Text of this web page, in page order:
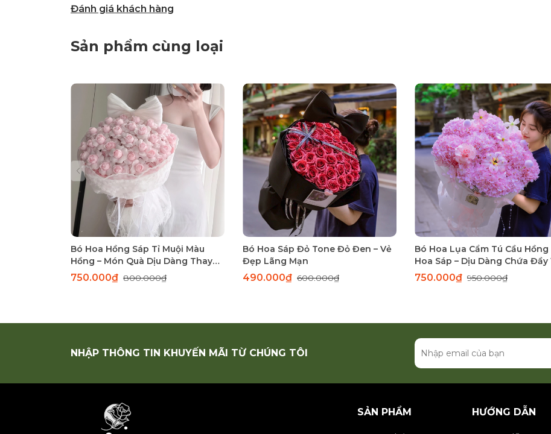
Đánh giá khách hàng
Sản phẩm cùng loại
Bó Hoa Hồng Sáp Tỉ Muội Màu
Hồng – Món Quà Dịu Dàng Thay
Lời Yêu Thương
750.000₫ 800.000₫
Bó Hoa Sáp Đỏ Tone Đỏ Đen – Vẻ
Đẹp Lãng Mạn
490.000₫ 600.000₫
Bó Hoa Lụa Cẩm Tú Cầu Hồng
Hoa Sáp – Dịu Dàng Chứa Đầy
Thương
750.000₫ 950.000₫
NHẬP THÔNG TIN KHUYẾN MÃI TỪ CHÚNG TÔI
SẢN PHẨM HƯỚNG DẪN